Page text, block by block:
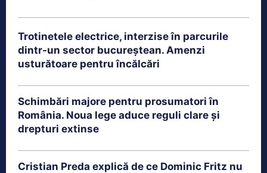
Trotinetele electrice, interzise în parcurile
dintr-un sector bucureștean. Amenzi
usturătoare pentru încălcări
Schimbări majore pentru prosumatori în
România. Noua lege aduce reguli clare și
drepturi extinse
Cristian Preda explică de ce Dominic Fritz nu